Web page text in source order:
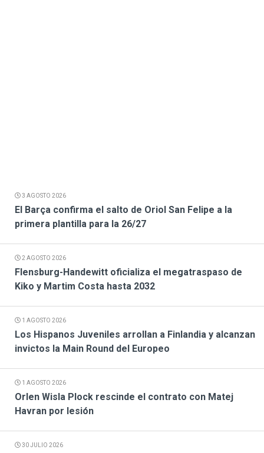
3 AGOSTO 2026
El Barça confirma el salto de Oriol San Felipe a la
primera plantilla para la 26/27
2 AGOSTO 2026
Flensburg-Handewitt oficializa el megatraspaso de
Kiko y Martim Costa hasta 2032
1 AGOSTO 2026
Los Hispanos Juveniles arrollan a Finlandia y alcanzan
invictos la Main Round del Europeo
1 AGOSTO 2026
Orlen Wisla Plock rescinde el contrato con Matej
Havran por lesión
30 JULIO 2026